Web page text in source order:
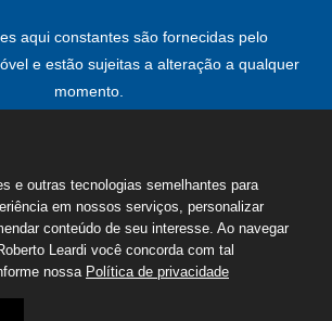
aqui constantes são fornecidas pelo
e estão sujeitas a alteração a qualquer
momento.
Paulo Roberto Leardi | Todos os direitos
reservados
uso Política de privacidade
e outras tecnologias semelhantes para
em nossos serviços, personalizar
conteúdo de seu interesse. Ao navegar
Leardi você concorda com tal
nossa Política de privacidade